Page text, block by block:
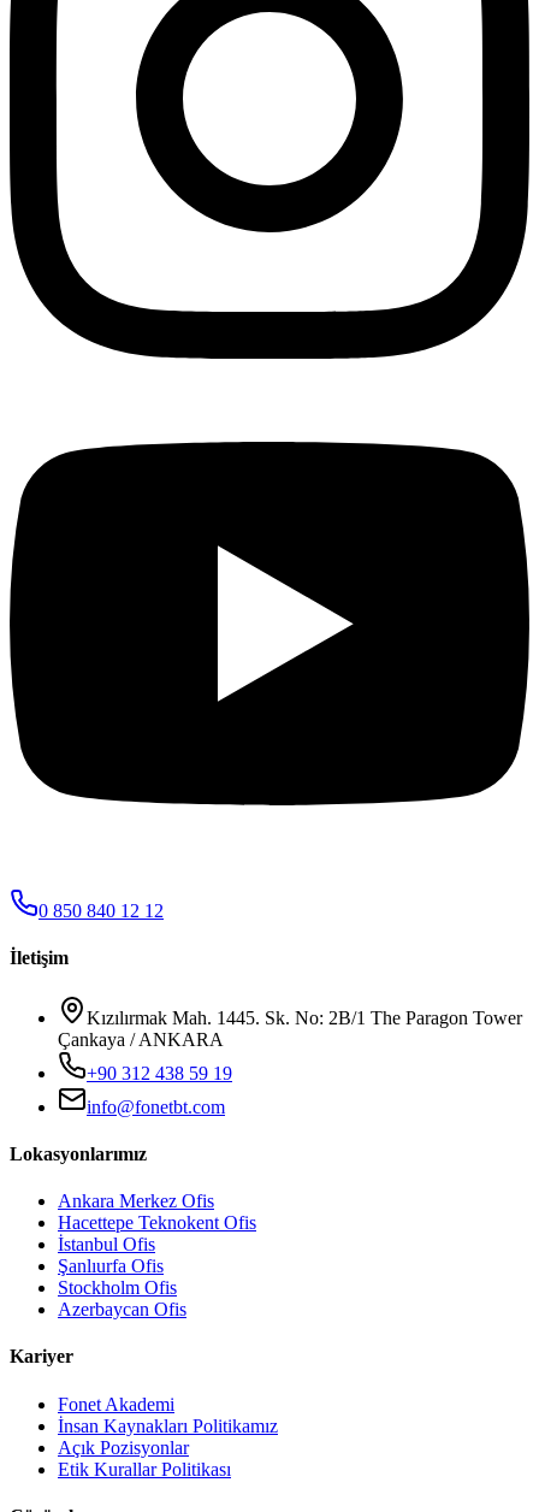
0 850 840 12 12
İletişim
Kızılırmak Mah. 1445. Sk. No: 2B/1 The Paragon Tower
Çankaya / ANKARA
+90 312 438 59 19
info@fonetbt.com
Lokasyonlarımız
Ankara Merkez Ofis
Hacettepe Teknokent Ofis
İstanbul Ofis
Şanlıurfa Ofis
Stockholm Ofis
Azerbaycan Ofis
Kariyer
Fonet Akademi
İnsan Kaynakları Politikamız
Açık Pozisyonlar
Etik Kurallar Politikası